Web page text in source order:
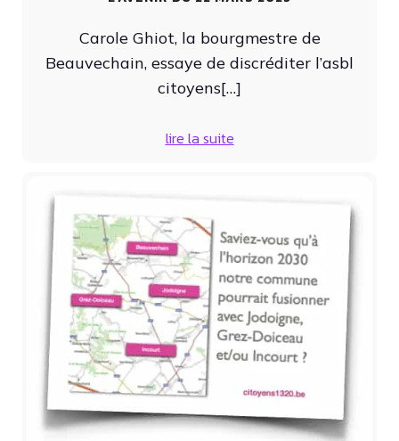
Carole Ghiot, la bourgmestre de
Beauvechain, essaye de discréditer l’asbl
citoyens[…]
lire la suite